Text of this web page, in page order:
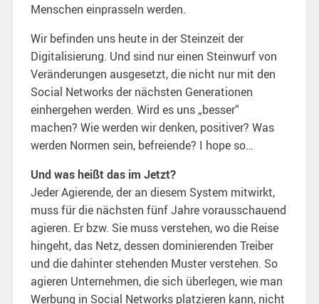
Menschen einprasseln werden.
Wir befinden uns heute in der Steinzeit der
Digitalisierung. Und sind nur einen Steinwurf von
Veränderungen ausgesetzt, die nicht nur mit den
Social Networks der nächsten Generationen
einhergehen werden. Wird es uns „besser“
machen? Wie werden wir denken, positiver? Was
werden Normen sein, befreiende? I hope so…
Und was heißt das im Jetzt?
Jeder Agierende, der an diesem System mitwirkt,
muss für die nächsten fünf Jahre vorausschauend
agieren. Er bzw. Sie muss verstehen, wo die Reise
hingeht, das Netz, dessen dominierenden Treiber
und die dahinter stehenden Muster verstehen. So
agieren Unternehmen, die sich überlegen, wie man
Werbung in Social Networks platzieren kann, nicht